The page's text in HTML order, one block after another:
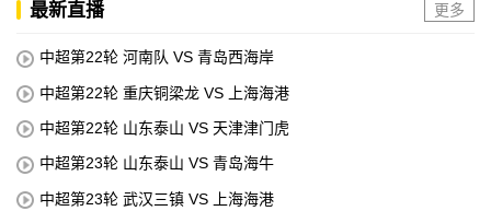
最新直播 更多
中超第22轮 河南队 VS 青岛西海岸
中超第22轮 重庆铜梁龙 VS 上海海港
中超第22轮 山东泰山 VS 天津津门虎
中超第23轮 山东泰山 VS 青岛海牛
中超第23轮 武汉三镇 VS 上海海港